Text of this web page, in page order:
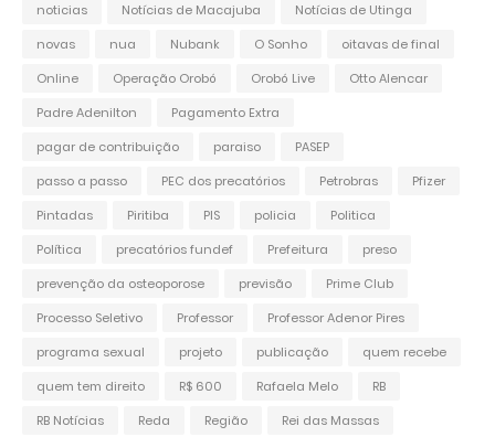
noticias
Notícias de Macajuba
Notícias de Utinga
novas
nua Nubank O Sonho
oitavas de final
Online
Operação Orobó Orobó Live
Otto Alencar
Padre Adenilton
Pagamento Extra
pagar de contribuição
paraiso
PASEP
passo a passo
PEC dos precatórios Petrobras
Pfizer
Pintadas
Piritiba PIS policia
Politica
Política
precatórios fundef Prefeitura
preso
prevenção da osteoporose
previsão
Prime Club
Processo Seletivo
Professor
Professor Adenor Pires
programa sexual
projeto publicação
quem recebe
quem tem direito
R$ 600 Rafaela Melo
RB
RB Notícias
Reda Região
Rei das Massas